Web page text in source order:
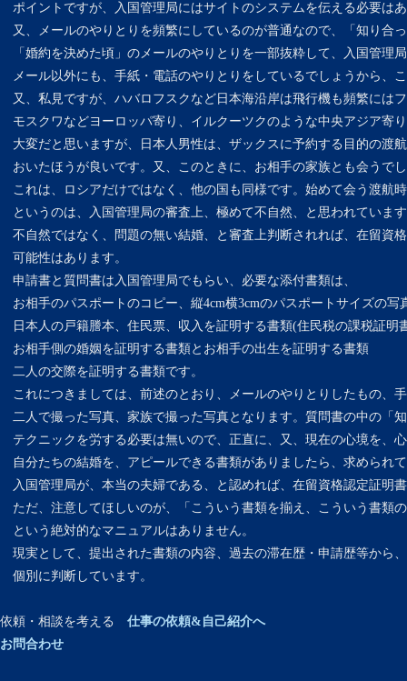
ポイントですが、入国管理局にはサイトのシステムを伝える必要は
又、メールのやりとりを頻繁にしているのが普通なので、「知り合
「婚約を決めた頃」のメールのやりとりを一部抜粋して、入国管理
メール以外にも、手紙・電話のやりとりをしているでしょうから、
又、私見ですが、ハバロフスクなど日本海沿岸は飛行機も頻繁には
モスクワなどヨーロッパ寄り、イルクーツクのような中央アジア寄
大変だと思いますが、日本人男性は、ザックスに予約する目的の渡
おいたほうが良いです。又、このときに、お相手の家族とも会うで
これは、ロシアだけではなく、他の国も同様です。始めて会う渡航
というのは、入国管理局の審査上、極めて不自然、と思われていま
不自然ではなく、問題の無い結婚、と審査上判断されれば、在留資
可能性はあります。
申請書と質問書は入国管理局でもらい、必要な添付書類は、
お相手のパスポートのコピー、縦4cm横3cmのパスポートサイズの写
日本人の戸籍謄本、住民票、収入を証明する書類(住民税の課税証明
お相手側の婚姻を証明する書類とお相手の出生を証明する書類
二人の交際を証明する書類です。
これにつきましては、前述のとおり、メールのやりとりしたもの、
二人で撮った写真、家族で撮った写真となります。質問書の中の「
テクニックを労する必要は無いので、正直に、又、現在の心境を、
自分たちの結婚を、アピールできる書類がありましたら、求められ
入国管理局が、本当の夫婦である、と認めれば、在留資格認定証明
ただ、注意してほしいのが、「こういう書類を揃え、こういう書類
という絶対的なマニュアルはありません。
現実として、提出された書類の内容、過去の滞在歴・申請歴等から
個別に判断しています。
依頼・相談を考える
仕事の依頼&自己紹介へ
お問合わせ